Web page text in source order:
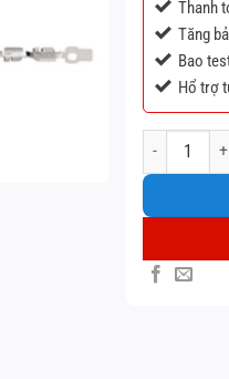
Thanh
Tăng
Bao
Hổ trợ
Thay cáp